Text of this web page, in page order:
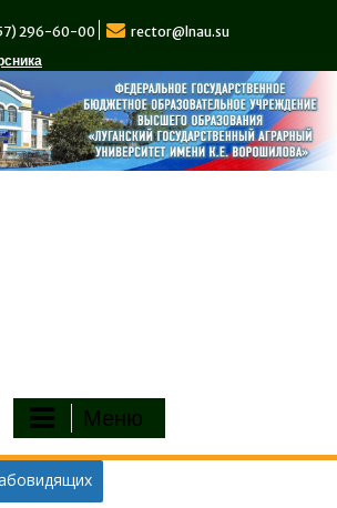
296-60-00
rector@lnau.su
Меню